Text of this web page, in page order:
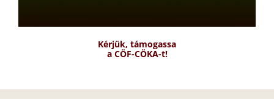
Kérjük, támogassa
a CÖF-CÖKA-t!